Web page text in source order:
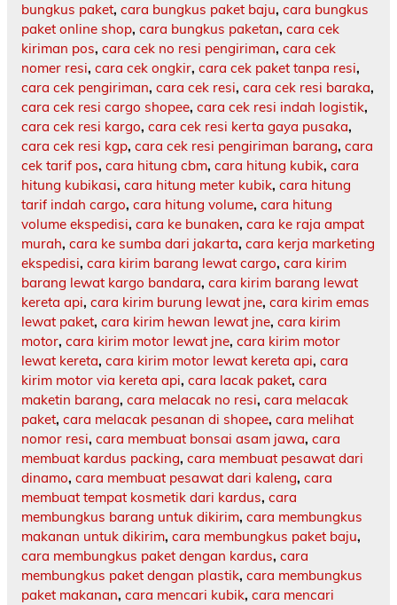
bungkus paket, cara bungkus paket baju, cara bungkus
paket online shop, cara bungkus paketan, cara cek
kiriman pos, cara cek no resi pengiriman, cara cek
nomer resi, cara cek ongkir, cara cek paket tanpa resi,
cara cek pengiriman, cara cek resi, cara cek resi baraka,
cara cek resi cargo shopee, cara cek resi indah logistik,
cara cek resi kargo, cara cek resi kerta gaya pusaka,
cara cek resi kgp, cara cek resi pengiriman barang, cara
cek tarif pos, cara hitung cbm, cara hitung kubik, cara
hitung kubikasi, cara hitung meter kubik, cara hitung
tarif indah cargo, cara hitung volume, cara hitung
volume ekspedisi, cara ke bunaken, cara ke raja ampat
murah, cara ke sumba dari jakarta, cara kerja marketing
ekspedisi, cara kirim barang lewat cargo, cara kirim
barang lewat kargo bandara, cara kirim barang lewat
kereta api, cara kirim burung lewat jne, cara kirim emas
lewat paket, cara kirim hewan lewat jne, cara kirim
motor, cara kirim motor lewat jne, cara kirim motor
lewat kereta, cara kirim motor lewat kereta api, cara
kirim motor via kereta api, cara lacak paket, cara
maketin barang, cara melacak no resi, cara melacak
paket, cara melacak pesanan di shopee, cara melihat
nomor resi, cara membuat bonsai asam jawa, cara
membuat kardus packing, cara membuat pesawat dari
dinamo, cara membuat pesawat dari kaleng, cara
membuat tempat kosmetik dari kardus, cara
membungkus barang untuk dikirim, cara membungkus
makanan untuk dikirim, cara membungkus paket baju,
cara membungkus paket dengan kardus, cara
membungkus paket dengan plastik, cara membungkus
paket makanan, cara mencari kubik, cara mencari